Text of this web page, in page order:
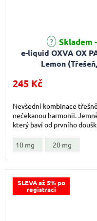
e-liquid OXVA OX
Lemon
Průměrné hodnocení
Skladem
245 Kč
Nevšední kombinace
nečekanou harmonii.
který baví od prvního
10 mg 20 mg
SLEVA až 5% po
registraci